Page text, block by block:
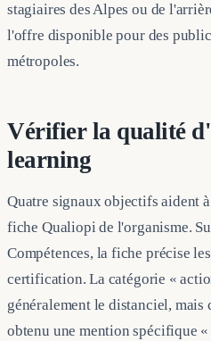
stagiaires des Alpes ou de
l'offre disponible pour des
métropoles.
Vérifier la qualité
learning
Quatre signaux objectifs aident
fiche Qualiopi de l'organisme.
Compétences, la fiche précise
certification. La catégorie «
généralement le distanciel, mais
obtenu une mention spécifique